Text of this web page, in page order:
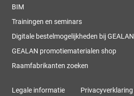
BIM
Trainingen en seminars
Digitale bestelmogelijkheden bij GEALAN
GEALAN promotiematerialen shop
Raamfabrikanten zoeken
Legale informatie Privacyverklaring